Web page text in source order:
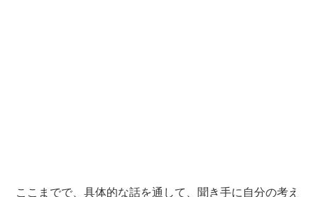
ここまでで、具体的な話を通して、聞き手に自分の考え